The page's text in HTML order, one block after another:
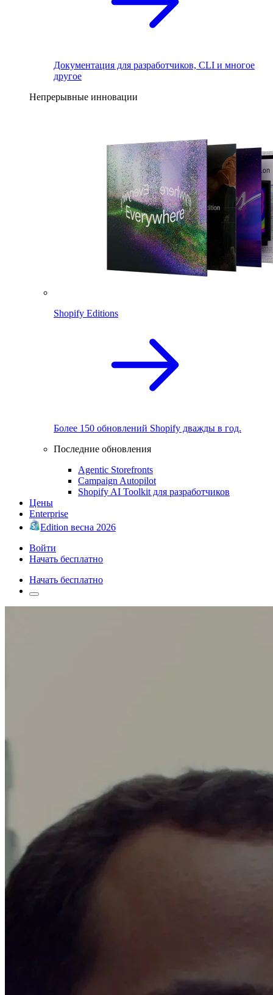
Документация для разработчиков, CLI и многое
другое
Непрерывные инновации
Shopify Editions
Более 150 обновлений Shopify дважды в год.
Последние обновления
Agentic Storefronts
Campaign Autopilot
Shopify AI Toolkit для разработчиков
Цены
Enterprise
Edition весна 2026
Войти
Начать бесплатно
Начать бесплатно